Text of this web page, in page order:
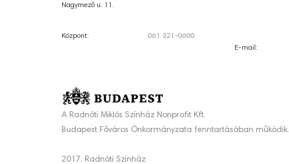
Nagymező u. 11.
Központ: 061 321-0600
E-mail:
A Radnóti Miklós Színház Nonprofit Kft.
Budapest Főváros Önkormányzata fenntartásában működik.
2017. Radnóti Színház